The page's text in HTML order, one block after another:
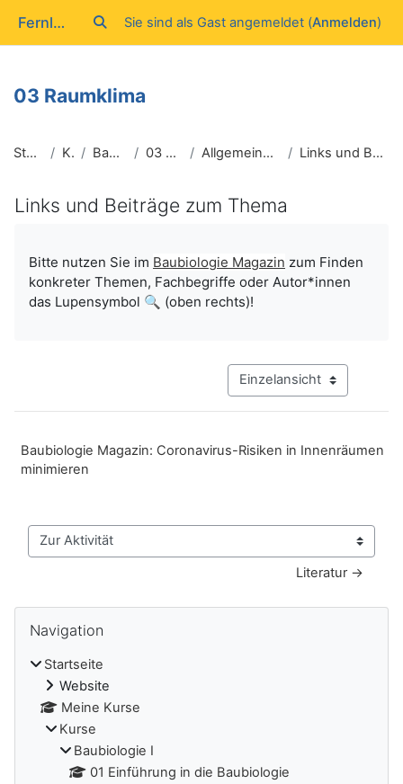
Fernlehrgang Baubiologie IBN Sucheingabe umschalten
Sie sind als Gast angemeldet (Anmelden)
03 Raumklima
Startseite Kurse Baubiologie I 03 Raumklima Allgemeine Kursinformation Links und Beiträge zum Thema
Links und Beiträge zum Thema
Bitte nutzen Sie im Baubiologie Magazin zum Finden
konkreter Themen, Fachbegriffe oder Autor*innen
das Lupensymbol 🔍 (oben rechts)!
Modus Tertiärnavigation
Baubiologie Magazin: Coronavirus-Risiken in Innenräumen
minimieren
Zur Aktivität
Literatur →
Blöcke
Navigation
Startseite
Website
Meine Kurse
Kurse
Baubiologie I
01 Einführung in die Baubiologie